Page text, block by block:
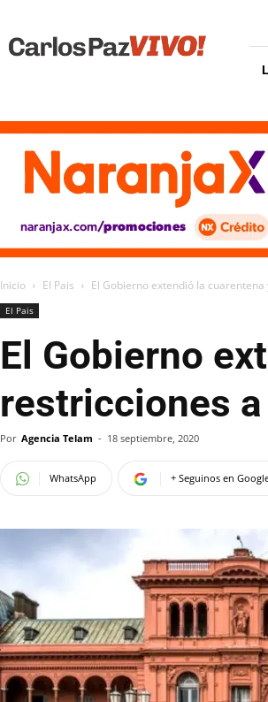
Vivo
Inicio El Pais El Gobierno extendió la
El Pais
El Gobierno
restricciones
Por Agencia Telam - 18 septiembre, 2020
WhatsApp + Seguinos en